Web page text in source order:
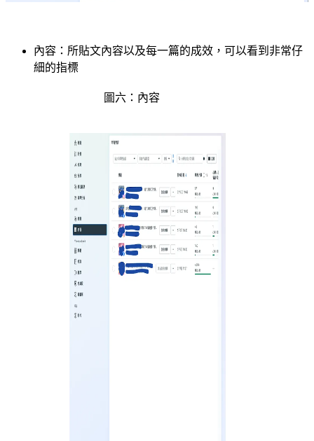
內容：所貼文內容以及每一篇的成效，可以看到非常仔
細的指標
圖六：內容